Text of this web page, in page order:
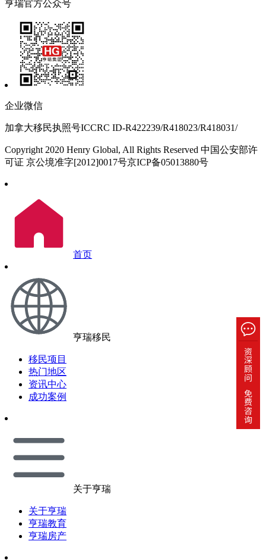
亨瑞官方公众号
企业微信
加拿大移民执照号ICCRC ID-R422239/R418023/R418031/
Copyright 2020 Henry Global, All Rights Reserved 中国公安部许
可证 京公境准字[2012]0017号京ICP备05013880号
首页
亨瑞移民
移民项目
热门地区
资讯中心
成功案例
关于亨瑞
关于亨瑞
亨瑞教育
亨瑞房产